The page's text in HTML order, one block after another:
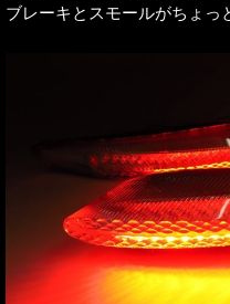
ブレーキとスモールがちょっ